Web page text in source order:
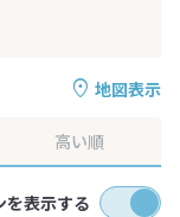
地図表示
高い順
を表示する